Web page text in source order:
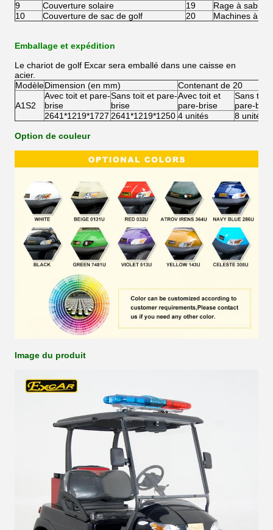
9 Couverture solaire 19
Rage à sable
10
Couverture de sac de golf 20 Machines à
Emballage et expédition
Le chariot de golf Excar sera emballé dans une caisse en
acier.
ModèleDimension (en mm) Contenant de 20
A1S2
Avec toit et pare-
brise
Sans toit et pare-
brise
Avec toit et
pare-brise
Sans toit
pare-
2641*1219*1727 2641*1219*1250 4 unités 8 unités
Option de couleur
Image du produit